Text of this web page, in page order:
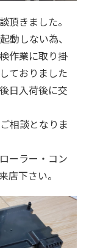
頂きました。
動しない為、
作業に取り掛
ておりました
日入荷後に交
相談となりま
ーラー・コン
店下さい。